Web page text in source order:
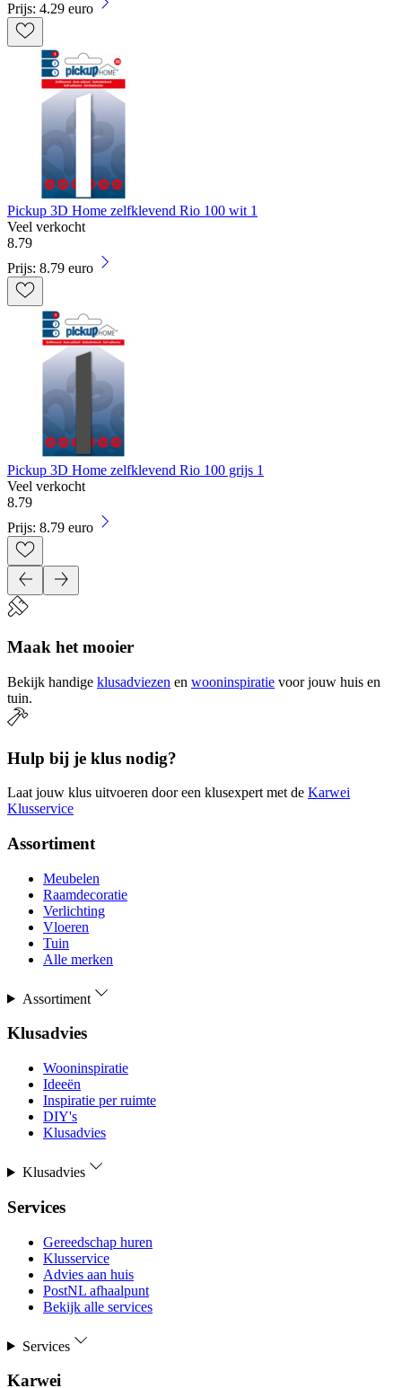
Prijs: 4.29 euro
Pickup 3D Home zelfklevend Rio 100 wit 1
Veel verkocht
8.79
Prijs: 8.79 euro
Pickup 3D Home zelfklevend Rio 100 grijs 1
Veel verkocht
8.79
Prijs: 8.79 euro
Maak het mooier
Bekijk handige klusadviezen en wooninspiratie voor jouw huis en
tuin.
Hulp bij je klus nodig?
Laat jouw klus uitvoeren door een klusexpert met de Karwei
Klusservice
Assortiment
Meubelen
Raamdecoratie
Verlichting
Vloeren
Tuin
Alle merken
Assortiment
Klusadvies
Wooninspiratie
Ideeën
Inspiratie per ruimte
DIY's
Klusadvies
Klusadvies
Services
Gereedschap huren
Klusservice
Advies aan huis
PostNL afhaalpunt
Bekijk alle services
Services
Karwei